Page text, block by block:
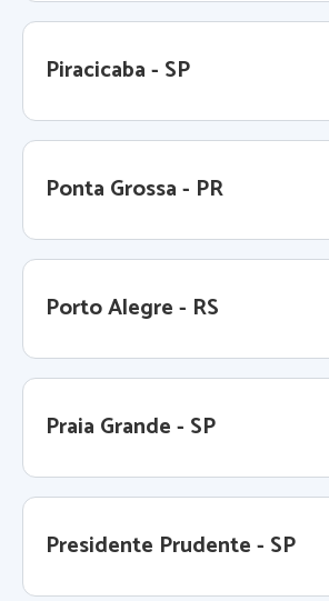
Piracicaba - SP
Ponta Grossa - PR
Porto Alegre - RS
Praia Grande - SP
Presidente Prudente - SP